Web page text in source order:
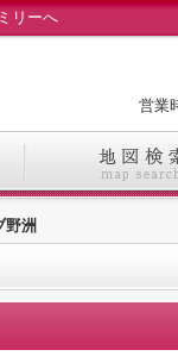
リーへ
営業
野洲